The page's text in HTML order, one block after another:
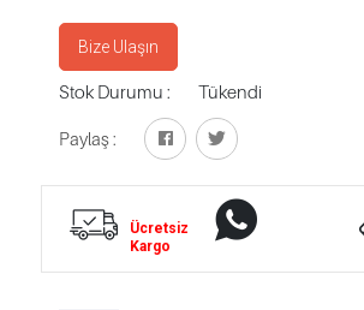
Bize Ulaşın
Stok Durumu : Tükendi
Paylaş :
Ücretsiz
Kargo